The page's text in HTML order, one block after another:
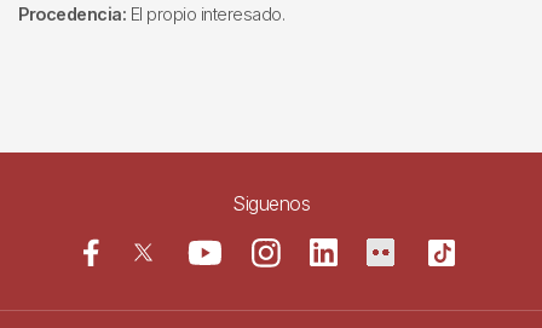
Procedencia: El propio interesado.
Siguenos